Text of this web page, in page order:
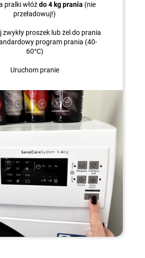
pralki włóżdo 4 kg prania (nie
przeładowuj!)
zwykły proszek lub żel do prania
program prania (40-
60°C)
Uruchom pranie
więcej? Sprawdź naszą podstronę